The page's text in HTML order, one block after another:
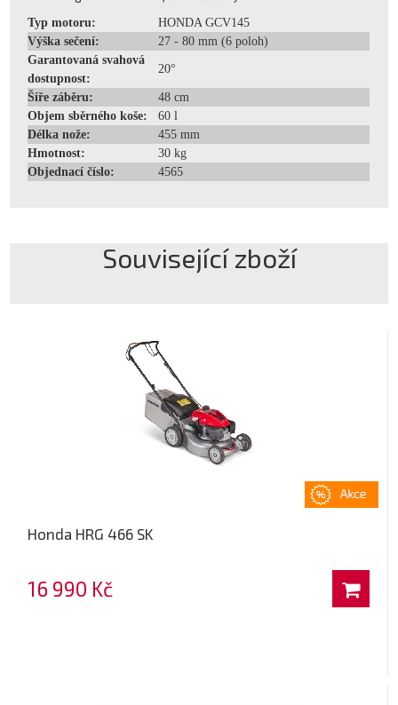
Typ motoru:
HONDA GCV145
Výška sečení:
27 - 80 mm (6 poloh)
Garantovaná svahová
dostupnost:
20°
Šíře záběru:
48 cm
Objem sběrného koše:
60 l
Délka nože:
455 mm
Hmotnost:
30 kg
Objednací číslo:
4565
Související zboží
Honda HRG 466 SK
16 990 Kč